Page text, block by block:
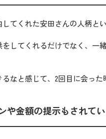
てくれた安田さんの人柄と
をしてくれるだけでなく、一
なと感じて、2回目に会った
や金額の提示もされて